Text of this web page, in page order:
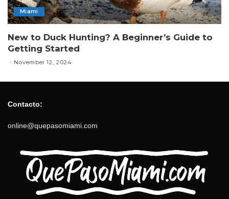
Miami
New to Duck Hunting? A Beginner’s Guide to
Getting Started
November 12, 2024
Contacto:
online@quepasomiami.com